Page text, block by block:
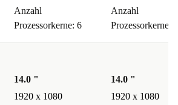
Anzahl
Prozessorkerne: 6
Anzahl
Prozessorkerne: 4
14.0 "
1920 x 1080
14.0 "
1920 x 1080